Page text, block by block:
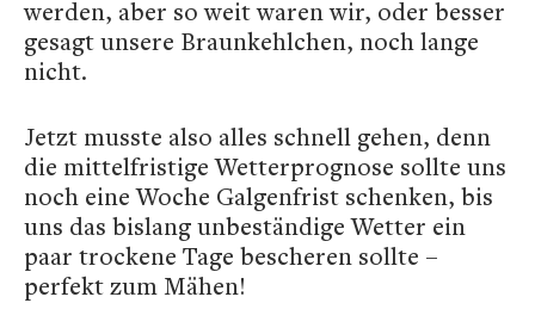
werden, aber so weit waren wir, oder besser
gesagt unsere Braunkehlchen, noch lange
nicht.
Jetzt musste also alles schnell gehen, denn
die mittelfristige Wetterprognose sollte uns
noch eine Woche Galgenfrist schenken, bis
uns das bislang unbeständige Wetter ein
paar trockene Tage bescheren sollte –
perfekt zum Mähen!